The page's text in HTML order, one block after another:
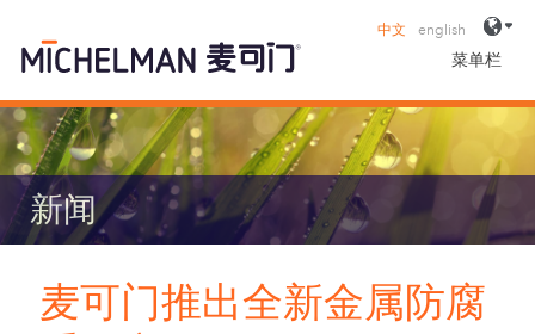
中文
english
菜单栏
新闻
麦可门推出全新金属防腐